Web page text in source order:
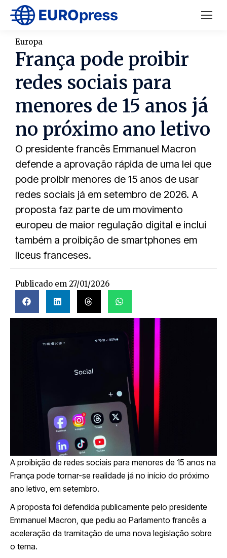
Europa
França pode proibir
redes sociais para
menores de 15 anos já
no próximo ano letivo
O presidente francês Emmanuel Macron
defende a aprovação rápida de uma lei que
pode proibir menores de 15 anos de usar
redes sociais já em setembro de 2026. A
proposta faz parte de um movimento
europeu de maior regulação digital e inclui
também a proibição de smartphones em
liceus franceses.
Publicado em 27/01/2026
A proibição de redes sociais para menores de 15 anos na
França pode tornar-se realidade já no início do próximo
ano letivo, em setembro.
A proposta foi defendida publicamente pelo presidente
Emmanuel Macron, que pediu ao Parlamento francês a
aceleração da tramitação de uma nova legislação sobre
o tema.